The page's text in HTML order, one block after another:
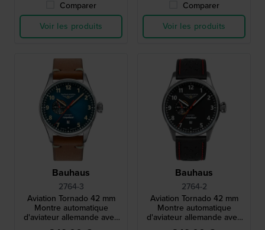
Comparer
Voir les produits
Comparer
Voir les produits
Bauhaus
2764-3
Aviation Tornado 42 mm
Montre automatique
d'aviateur allemande avec
date et cadran 24h
Bauhaus
2764-2
Aviation Tornado 42 mm
Montre automatique
d'aviateur allemande avec
date et cadran 24h